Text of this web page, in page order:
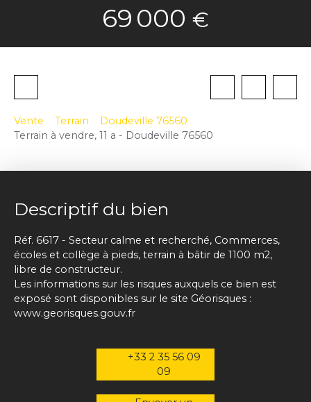
69 000 €
Vente Terrain
Doudeville 76560
Terrain à vendre, 11 a - Doudeville 76560
Descriptif du bien
Réf. 6617 - Secteur calme et recherché, Commerces,
écoles et collège à pieds, terrain à bâtir de 1100 m2,
libre de constructeur.
Les informations sur les risques auxquels ce bien est
exposé sont disponibles sur le site Géorisques :
www.georisques.gouv.fr
+33 2 35 56 09
09